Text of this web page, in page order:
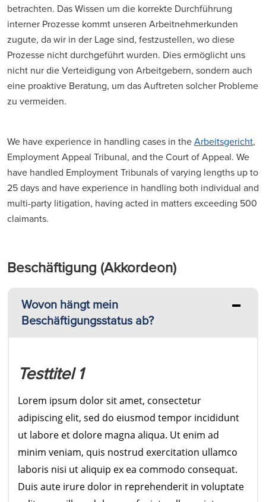
betrachten. Das Wissen um die korrekte Durchführung
interner Prozesse kommt unseren Arbeitnehmerkunden
zugute, da wir in der Lage sind, festzustellen, wo diese
Prozesse nicht durchgeführt wurden. Dies ermöglicht uns
nicht nur die Verteidigung von Arbeitgebern, sondern auch
eine proaktive Beratung, um das Auftreten solcher Probleme
zu vermeiden.
We have experience in handling cases in theArbeitsgericht,
Employment Appeal Tribunal, and the Court of Appeal. We
have handled Employment Tribunals of varying lengths up to
25 days and have experience in handling both individual and
multi-party litigation, having acted in matters exceeding 500
claimants.
Beschäftigung (Akkordeon)
Wovon hängt mein
Beschäftigungsstatus ab?
Testtitel 1
Lorem ipsum dolor sit amet, consectetur
adipiscing elit, sed do eiusmod tempor incididunt
ut labore et dolore magna aliqua. Ut enim ad
minim veniam, quis nostrud exercitation ullamco
laboris nisi ut aliquip ex ea commodo consequat.
Duis aute irure dolor in reprehenderit in voluptate